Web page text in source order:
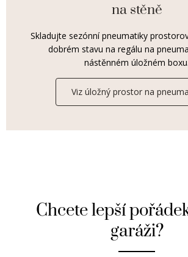
na stěně
Skladujte sezónní pneumatiky
dobrém stavu na regálu na
nástěnném úložném boxu.
Viz úložný prostor na
Chcete lepší
garáži?